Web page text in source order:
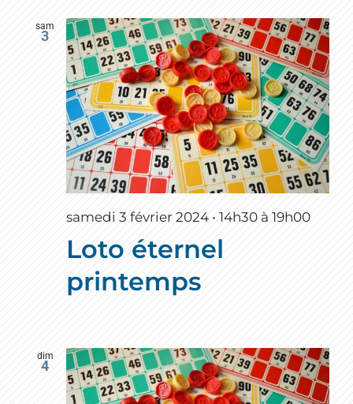
sam
3
samedi 3 février 2024 • 14h30 à 19h00
Loto éternel
printemps
dim
4